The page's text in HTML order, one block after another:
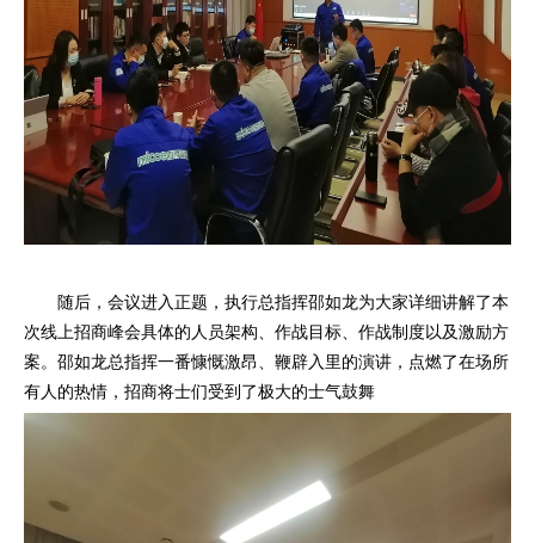
随后，会议进入正题，执行总指挥邵如龙为大家详细讲解了本
次线上招商峰会具体的人员架构、作战目标、作战制度以及激励方
案。邵如龙总指挥一番慷慨激昂、鞭辟入里的演讲，点燃了在场所
有人的热情，招商将士们受到了极大的士气鼓舞